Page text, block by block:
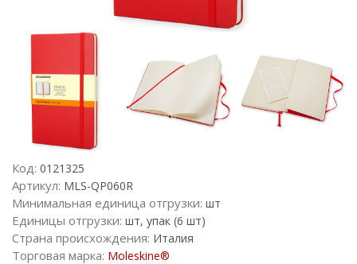
Код: 0121325
Артикул: MLS-QP060R
Минимальная единица отгрузки: шт
Единицы отгрузки: шт, упак (6 шт)
Страна происхождения: Италия
Торговая марка: Moleskine®